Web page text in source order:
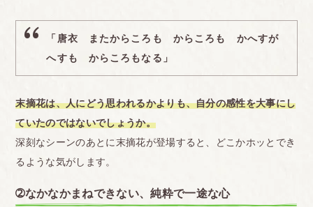
「唐衣 またからころも からころも かへすが
へすも からころもなる」
末摘花は、人にどう思われるかよりも、自分の感性を大事にし
ていたのではないでしょうか。
深刻なシーンのあとに末摘花が登場すると、どこかホッとでき
るような気がします。
➁なかなかまねできない、純粋で一途な心